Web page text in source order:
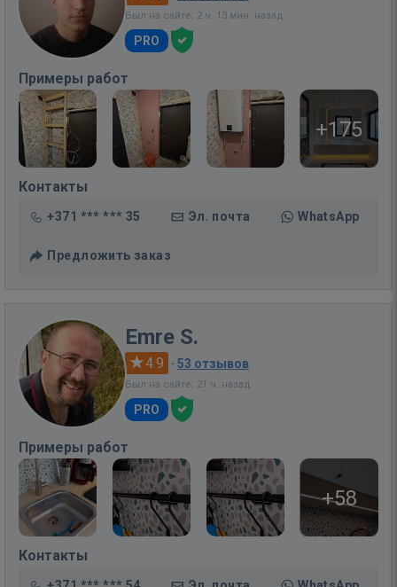
Был на сайте: 2 ч. 13 мин. назад
PRO
Примеры работ
+175
Контакты
+371 *** *** 35 Эл. почта WhatsApp
Предложить заказ
Emre S.
4.9 · 53 отзывов
Был на сайте: 21 ч. назад
PRO
Примеры работ
+58
Контакты